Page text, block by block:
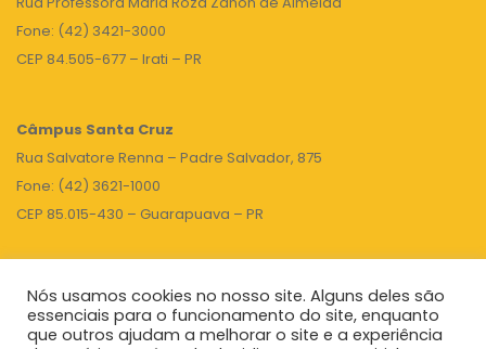
Fone: (42) 3421-3000
CEP 84.505-677 – Irati – PR
Câmpus Santa Cruz
Rua Salvatore Renna – Padre Salvador, 875
Fone: (42) 3621-1000
CEP 85.015-430 – Guarapuava – PR
TOPO
Nós usamos cookies no nosso site. Alguns deles são
essenciais para o funcionamento do site, enquanto
que outros ajudam a melhorar o site e a experiência